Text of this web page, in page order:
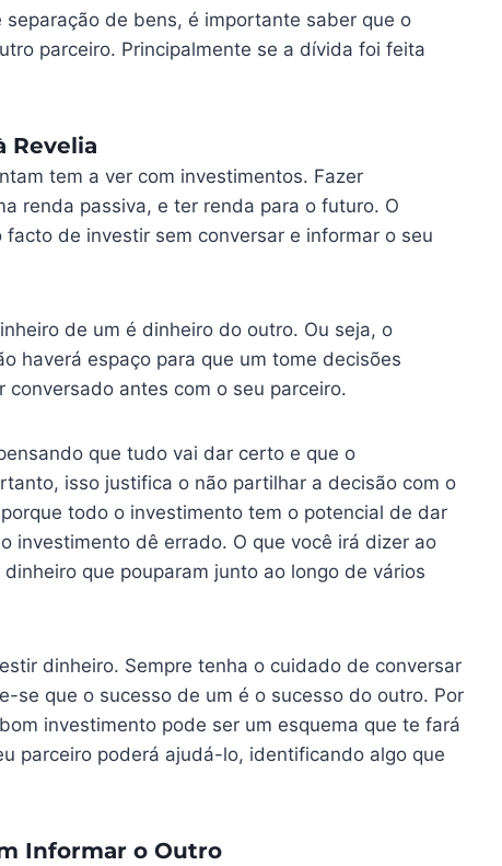
de bens, é importante saber que o
parceiro. Principalmente se a dívida foi feita
Revelia
tem a ver com investimentos. Fazer
renda passiva, e ter renda para o futuro. O
de investir sem conversar e informar o seu
de um é dinheiro do outro. Ou seja, o
haverá espaço para que um tome decisões
antes com o seu parceiro.
que tudo vai dar certo e que o
isso justifica o não partilhar a decisão com o
todo o investimento tem o potencial de dar
investimento dê errado. O que você irá dizer ao
que pouparam junto ao longo de vários
dinheiro. Sempre tenha o cuidado de conversar
se que o sucesso de um é o sucesso do outro. Por
investimento pode ser um esquema que te fará
parceiro poderá ajudá-lo, identificando algo que
Informar o Outro